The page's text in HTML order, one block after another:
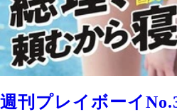
週刊プレイボーイ